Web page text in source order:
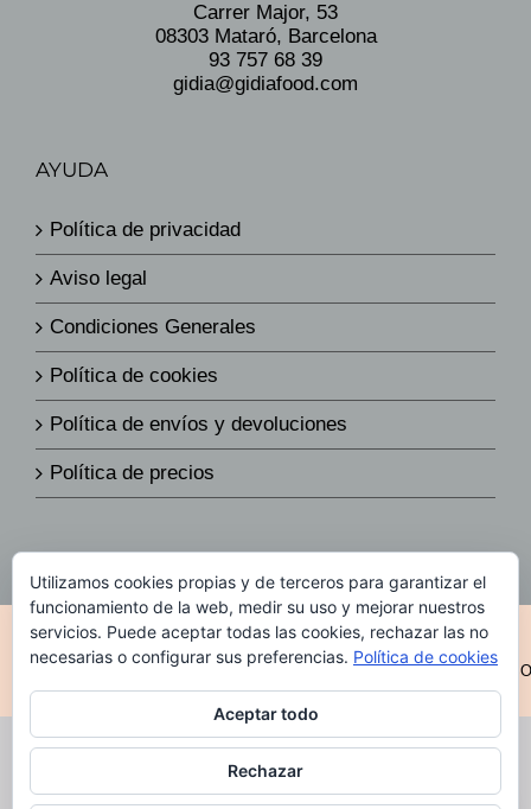
Carrer Major, 53
08303 Mataró, Barcelona
93 757 68 39
gidia@gidiafood.com
AYUDA
Política de privacidad
Aviso legal
Condiciones Generales
Política de cookies
Política de envíos y devoluciones
Política de precios
© Copyright 2019 -2026 Todos los derechos reservados|Diseño
Web por
CONTACTO GIDIA@GIDIAFOOD.COM |
AVISO
LEGAL
| CONDICIONES LEGALES
Utilizamos cookies propias y de terceros para garantizar el
funcionamiento de la web, medir su uso y mejorar nuestros
servicios. Puede aceptar todas las cookies, rechazar las no
necesarias o configurar sus preferencias. Política de cookies
Aceptar todo
Rechazar